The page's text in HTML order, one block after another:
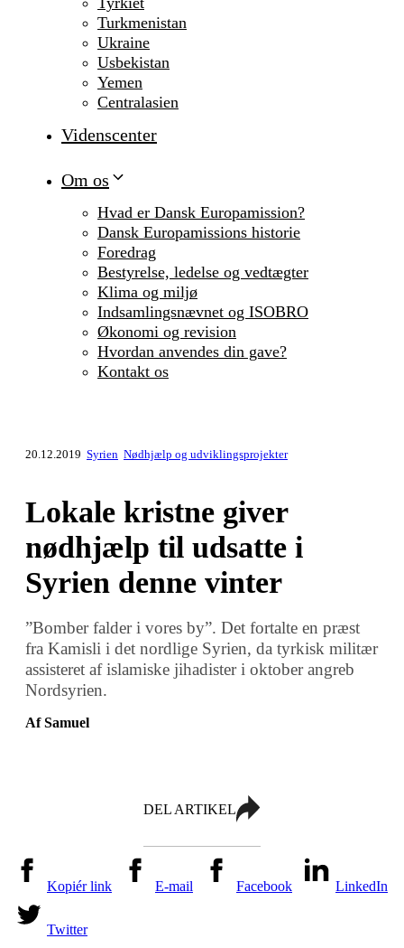
Turkmenistan
Ukraine
Usbekistan
Yemen
Centralasien
Videnscenter
Om os
Hvad er Dansk Europamission?
Dansk Europamissions historie
Foredrag
Bestyrelse, ledelse og vedtægter
Klima og miljø
Indsamlingsnævnet og ISOBRO
Økonomi og revision
Hvordan anvendes din gave?
Kontakt os
20.12.2019 Syrien Nødhjælp og udviklingsprojekter
Lokale kristne giver
nødhjælp til udsatte i
Syrien denne vinter
”Bomber falder i vores by”. Det fortalte en præst
fra Kamisli i det nordlige Syrien, da tyrkisk militær
assisteret af islamiske jihadister i oktober angreb
Nordsyrien.
Af Samuel
DEL ARTIKEL
Kopiér link E-mail Facebook LinkedIn
Twitter